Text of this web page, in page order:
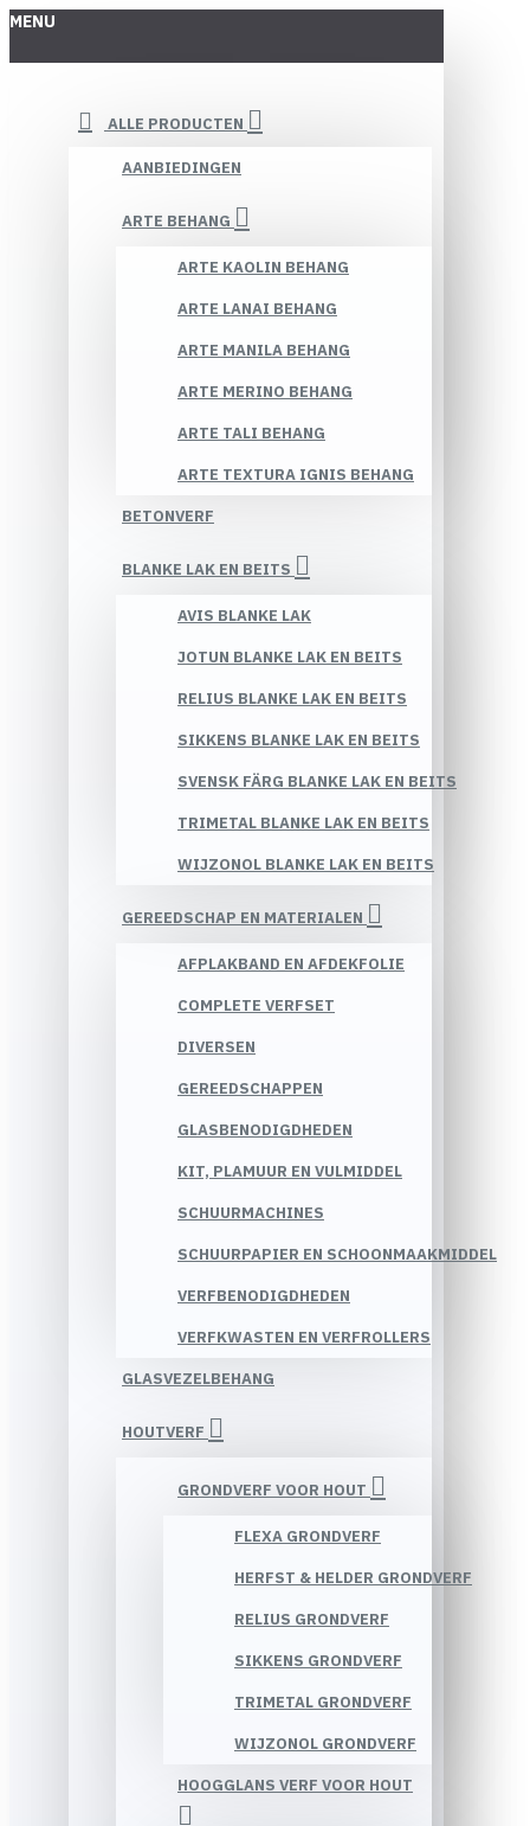
MENU
ALLE PRODUCTEN
AANBIEDINGEN
ARTE BEHANG
ARTE KAOLIN BEHANG
ARTE LANAI BEHANG
ARTE MANILA BEHANG
ARTE MERINO BEHANG
ARTE TALI BEHANG
ARTE TEXTURA IGNIS BEHANG
BETONVERF
BLANKE LAK EN BEITS
AVIS BLANKE LAK
JOTUN BLANKE LAK EN BEITS
RELIUS BLANKE LAK EN BEITS
SIKKENS BLANKE LAK EN BEITS
SVENSK FÄRG BLANKE LAK EN BEITS
TRIMETAL BLANKE LAK EN BEITS
WIJZONOL BLANKE LAK EN BEITS
GEREEDSCHAP EN MATERIALEN
AFPLAKBAND EN AFDEKFOLIE
COMPLETE VERFSET
DIVERSEN
GEREEDSCHAPPEN
GLASBENODIGDHEDEN
KIT, PLAMUUR EN VULMIDDEL
SCHUURMACHINES
SCHUURPAPIER EN SCHOONMAAKMIDDEL
VERFBENODIGDHEDEN
VERFKWASTEN EN VERFROLLERS
GLASVEZELBEHANG
HOUTVERF
GRONDVERF VOOR HOUT
FLEXA GRONDVERF
HERFST & HELDER GRONDVERF
RELIUS GRONDVERF
SIKKENS GRONDVERF
TRIMETAL GRONDVERF
WIJZONOL GRONDVERF
HOOGGLANS VERF VOOR HOUT